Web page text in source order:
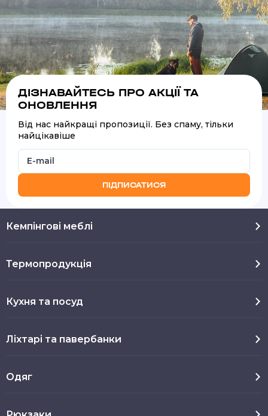
ДІЗНАВАЙТЕСЬ ПРО АКЦІЇ ТА
ОНОВЛЕННЯ
Від нас найкращі пропозиції. Без спаму, тільки
найцікавіше
ПІДПИСАТИСЯ
Кемпінгові меблі
Термопродукція
Кухня та посуд
Ліхтарі та павербанки
Одяг